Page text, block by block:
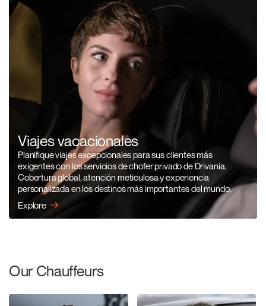
Viajes vacacionales
Planifique viajes excepcionales para sus clientes más
exigentes con los servicios de chofer privado de Drivania.
Cobertura global, atención meticulosa y experiencia
personalizada en los destinos más importantes del mundo.
Explore
Our Chauffeurs